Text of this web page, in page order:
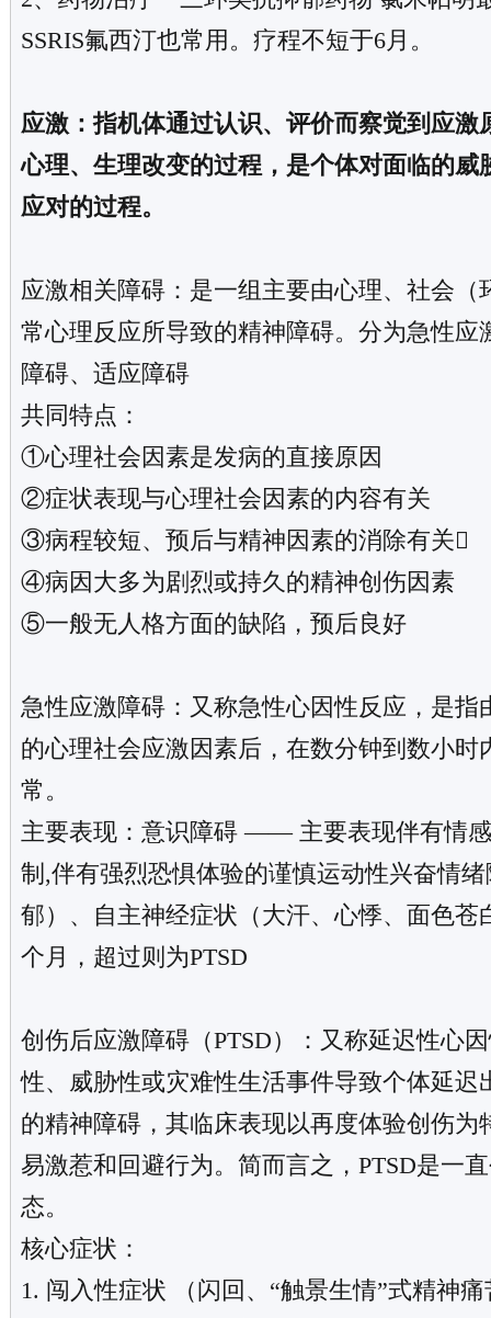
SSRIS氟西汀也常用。疗程不短于6月。
应激：指机体通过认识、评价而察觉到应激
心理、生理改变的过程，是个体对面临的威
应对的过程。
应激相关障碍：是一组主要由心理、社会（
常心理反应所导致的精神障碍。分为急性应
障碍、适应障碍
共同特点：
①心理社会因素是发病的直接原因
②症状表现与心理社会因素的内容有关
③病程较短、预后与精神因素的消除有关
④病因大多为剧烈或持久的精神创伤因素
⑤一般无人格方面的缺陷，预后良好
急性应激障碍：又称急性心因性反应，是指
的心理社会应激因素后，在数分钟到数小时
常。
主要表现：意识障碍 —— 主要表现伴有情
制,伴有强烈恐惧体验的谨慎运动性兴奋情绪
郁）、自主神经症状（大汗、心悸、面色苍
个月，超过则为PTSD
创伤后应激障碍（PTSD）：又称延迟性心
性、威胁性或灾难性生活事件导致个体延迟
的精神障碍，其临床表现以再度体验创伤为
易激惹和回避行为。简而言之，PTSD是一
态。
核心症状：
1. 闯入性症状 （闪回、“触景生情”式精神